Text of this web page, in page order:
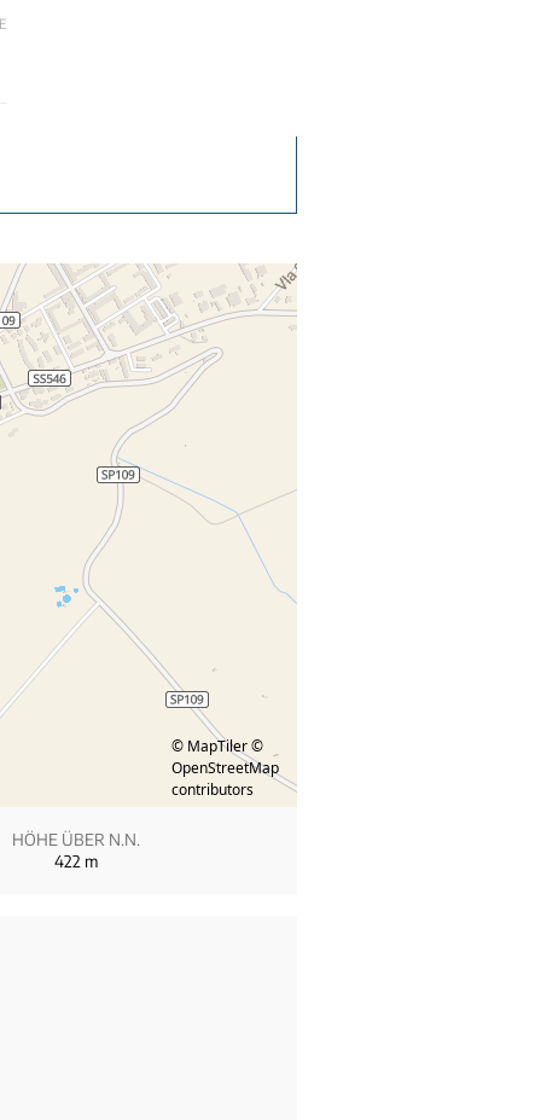
© MapTiler ©
OpenStreetMap
contributors
HÖHE ÜBER N.N.
422 m